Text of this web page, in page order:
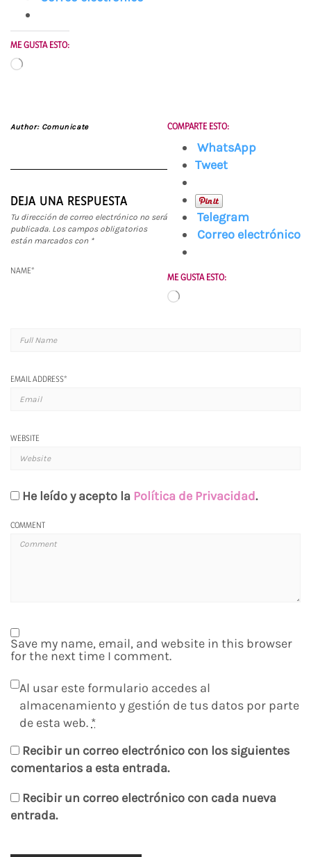
ME GUSTA ESTO:
Cargando...
Author: Comunicate COMPARTE ESTO:
WhatsApp
Tweet
Telegram
Correo electrónico
ME GUSTA ESTO:
Cargando...
DEJA UNA RESPUESTA
Tu dirección de correo electrónico no será
publicada. Los campos obligatorios
están marcados con *
NAME*
EMAIL ADDRESS*
WEBSITE
He leído y acepto la Política de Privacidad.
COMMENT
Save my name, email, and website in this browser
for the next time I comment.
Al usar este formulario accedes al
almacenamiento y gestión de tus datos por parte
de esta web. *
Recibir un correo electrónico con los siguientes
comentarios a esta entrada.
Recibir un correo electrónico con cada nueva
entrada.